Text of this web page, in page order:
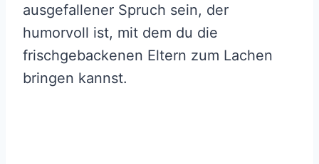
ausgefallener Spruch sein, der
humorvoll ist, mit dem du die
frischgebackenen Eltern zum Lachen
bringen kannst.